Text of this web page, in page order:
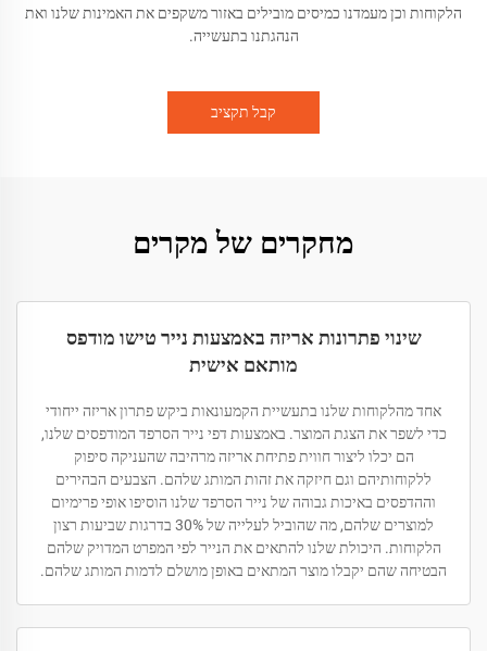
הלקוחות וכן מעמדנו כמיסים מובילים באזור משקפים את האמינות שלנו ואת
הנהגתנו בתעשייה.
קבל תקציב
מחקרים של מקרים
שינוי פתרונות אריזה באמצעות נייר טישו מודפס
מותאם אישית
אחד מהלקוחות שלנו בתעשיית הקמעונאות ביקש פתרון אריזה ייחודי
כדי לשפר את הצגת המוצר. באמצעות דפי נייר הסרפד המודפסים שלנו,
הם יכלו ליצור חווית פתיחת אריזה מרהיבה שהעניקה סיפוק
ללקוחותיהם וגם חיזקה את זהות המותג שלהם. הצבעים הבהירים
וההדפסים באיכות גבוהה של נייר הסרפד שלנו הוסיפו אופי פרימיום
למוצרים שלהם, מה שהוביל לעלייה של 30% בדרגות שביעות רצון
הלקוחות. היכולת שלנו להתאים את הנייר לפי המפרט המדויק שלהם
הבטיחה שהם יקבלו מוצר המתאים באופן מושלם לדמות המותג שלהם.